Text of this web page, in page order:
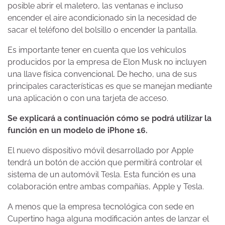
posible abrir el maletero, las ventanas e incluso
encender el aire acondicionado sin la necesidad de
sacar el teléfono del bolsillo o encender la pantalla.
Es importante tener en cuenta que los vehículos
producidos por la empresa de Elon Musk no incluyen
una llave física convencional. De hecho, una de sus
principales características es que se manejan mediante
una aplicación o con una tarjeta de acceso.
Se explicará a continuación cómo se podrá utilizar la
función en un modelo de iPhone 16.
El nuevo dispositivo móvil desarrollado por Apple
tendrá un botón de acción que permitirá controlar el
sistema de un automóvil Tesla. Esta función es una
colaboración entre ambas compañías, Apple y Tesla.
A menos que la empresa tecnológica con sede en
Cupertino haga alguna modificación antes de lanzar el